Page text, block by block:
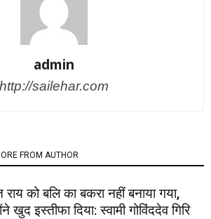
admin
http://sailehar.com
FROM AUTHOR
को बलि का बकरा नहीं बनाया गया,
खुद इस्तीफा दिया: स्वामी गोविंददेव गिरि